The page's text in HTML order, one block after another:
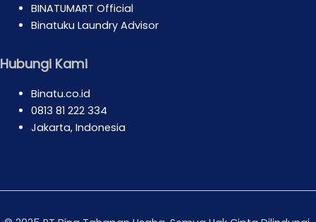
BINATUMART Official
Binatuku Laundry Advisor
Hubungi Kami
Binatu.co.id
0813 81 222 334
Jakarta, Indonesia